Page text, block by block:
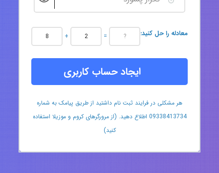
:معادله را حل کنید + =
ایجاد حساب کاربری
هر مشکلی در فرایند ثبت نام داشتید از طریق پیامک به شماره
09338413734 اطلاع دهید. (از مرورگرهای کروم و موزیلا استفاده
کنید)